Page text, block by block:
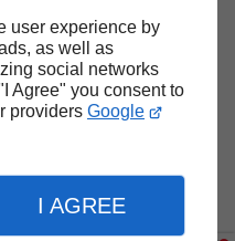
user experience by
as well as
social networks
Agree" you consent to
providers Google
I AGREE
page